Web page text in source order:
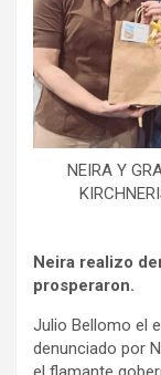
NEIRA Y
Neira realizo
prosperaron.
Julio Bellomo el
denunciado por